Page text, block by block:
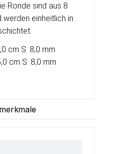
Ronde sind aus 8
einheitlich in
cm S: 8,0 mm
cm S: 8,0 mm